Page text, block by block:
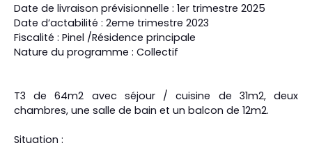
Date de livraison prévisionnelle : 1er trimestre 2025
Date d’actabilité : 2eme trimestre 2023
Fiscalité : Pinel /Résidence principale
Nature du programme : Collectif
T3 de 64m2 avec séjour / cuisine de 31m2, deux
chambres, une salle de bain et un balcon de 12m2.
Situation :